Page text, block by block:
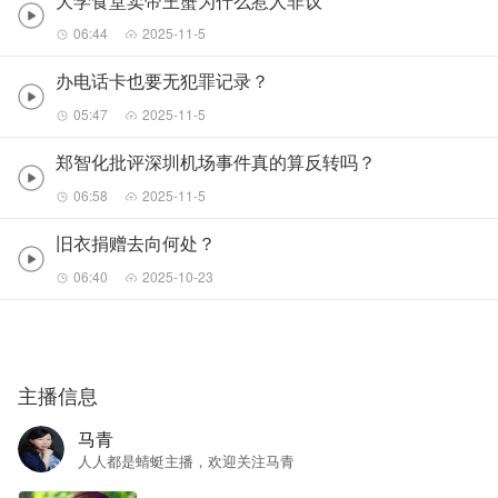
06:44 2025-11-5
办电话卡也要无犯罪记录？
05:47 2025-11-5
郑智化批评深圳机场事件真的算反转吗？
06:58 2025-11-5
旧衣捐赠去向何处？
06:40 2025-10-23
主播信息
马青
人人都是蜻蜓主播，欢迎关注马青